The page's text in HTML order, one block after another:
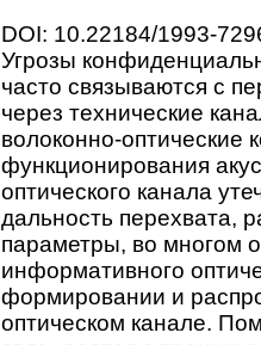
DOI: 10.22184/1993-
Угрозы
часто связываются с
через технические
волоконно-­
функционирования
оптического канала
дальность перехвата,
параметры, во многом
информативного
формировании и
оптическом канале.